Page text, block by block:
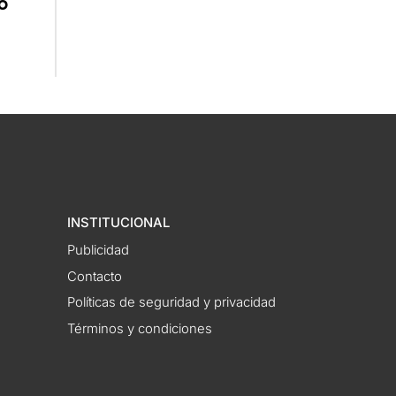
INSTITUCIONAL
Publicidad
Contacto
Políticas de seguridad y privacidad
Términos y condiciones